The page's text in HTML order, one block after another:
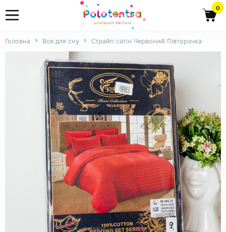
0
Головна Все для сну Страйп сатін Червоний Півторачка